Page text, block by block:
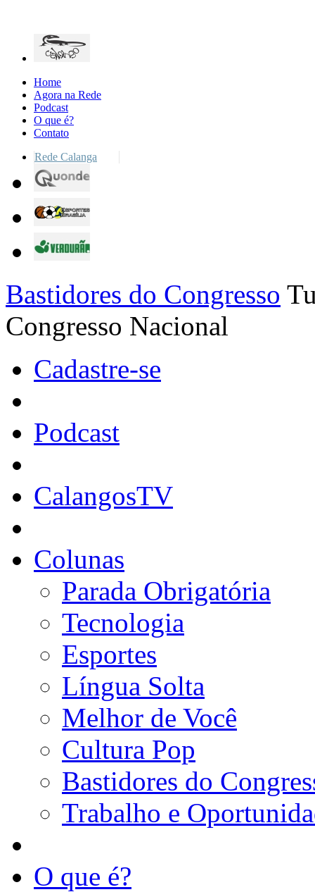
Home
Agora na Rede
Podcast
O que é?
Contato
Rede Calanga
Bastidores do Congresso
Congresso Nacional
Cadastre-se
Podcast
CalangosTV
Colunas
Parada Obrigatória
Tecnologia
Esportes
Língua Solta
Melhor de Você
Cultura Pop
Bastidores do
Trabalho e
O que é?